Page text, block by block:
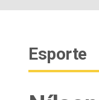
Esporte